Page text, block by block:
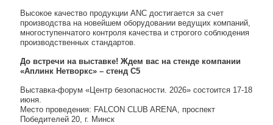
Высокое качество продукции ANC достигается за счет
производства на новейшем оборудовании ведущих компаний,
многоступенчатого контроля качества и строгого соблюдения
производственных стандартов.
До встречи на выставке! Ждем вас на стенде компании
«Аплинк Нетворкс» – стенд С5
Выставка-форум «Центр безопасности. 2026» состоится 17-18
июня.
Место проведения: FALCON CLUB ARENA, проспект
Победителей 20, г. Минск